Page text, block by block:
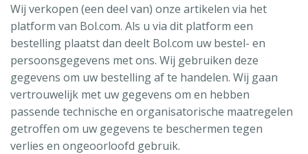
Wij verkopen (een deel van) onze artikelen via het
platform van Bol.com. Als u via dit platform een
bestelling plaatst dan deelt Bol.com uw bestel- en
persoonsgegevens met ons. Wij gebruiken deze
gegevens om uw bestelling af te handelen. Wij gaan
vertrouwelijk met uw gegevens om en hebben
passende technische en organisatorische maatregelen
getroffen om uw gegevens te beschermen tegen
verlies en ongeoorloofd gebruik.